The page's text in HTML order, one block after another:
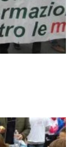
“LAZIO ...